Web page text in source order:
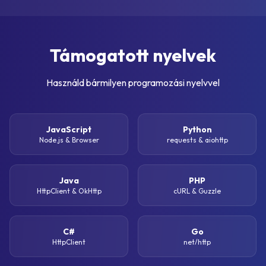
Támogatott nyelvek
Használd bármilyen programozási nyelvvel
JavaScript
Node.js & Browser
Python
requests & aiohttp
Java
HttpClient & OkHttp
PHP
cURL & Guzzle
C#
HttpClient
Go
net/http